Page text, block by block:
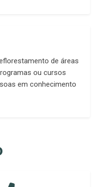
de áreas
ou cursos
em conhecimento